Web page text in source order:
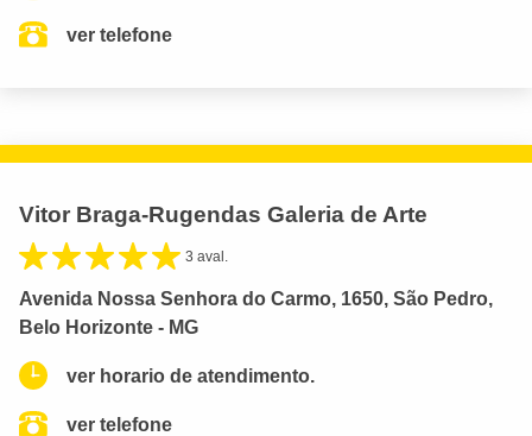
ver telefone
Vitor Braga-Rugendas Galeria de Arte
3 aval.
Avenida Nossa Senhora do Carmo, 1650, São Pedro,
Belo Horizonte - MG
ver horario de atendimento.
ver telefone